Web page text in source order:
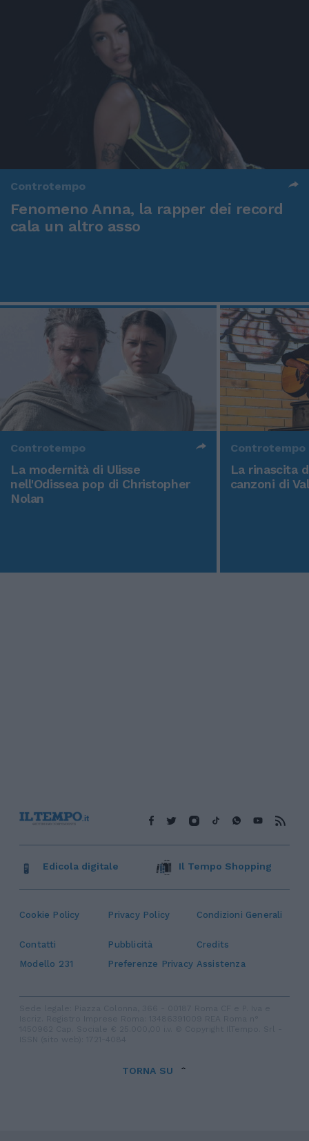
Controtempo
Fenomeno Anna, la rapper dei record
cala un altro asso
Controtempo
La modernità di Ulisse
nell'Odissea pop di Christopher
Nolan
Controtempo
La rinascita
canzoni di
Cookie Policy Privacy Policy Condizioni Generali
Contatti Pubblicità
Credits
Modello 231
Preferenze Privacy Assistenza
Edicola digitale Il Tempo Shopping
TORNA SU